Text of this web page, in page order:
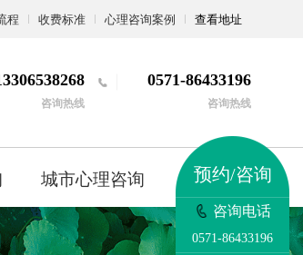
程 收费标准 心理咨询案例 查看地址
咨询热线
0571-86433196
咨询热线
城市心理咨询 更多
预约/咨询
咨询电话
0571-86433196